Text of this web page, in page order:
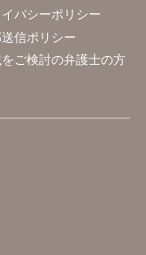
バシーポリシー
信ポリシー
ご検討の弁護士の方